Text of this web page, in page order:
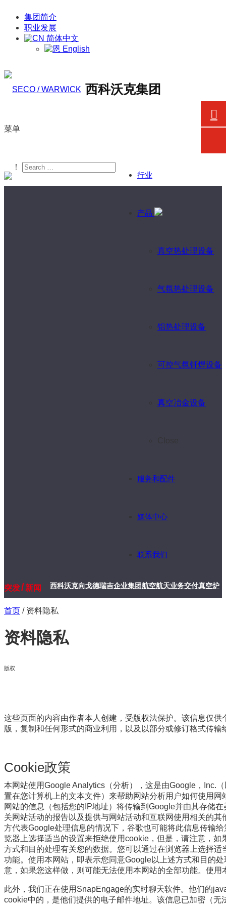
集团简介
职业发展
简体中文
English
西科沃克集团
菜单
行业
产品
真空热处理设备
气氛热处理设备
铝热处理设备
可控气氛钎焊设备
真空冶金设备
服务和配件
媒体中心
联系我们
！
突发/新闻西科沃克向戈德瑞吉企业集团航空航天业务交付真空炉
首页 / 资料隐私
资料隐私
版权
这些页面的内容由作者本人创建，受版权法保护。 该信息仅供
版，复制和任何形式的商业利用，以及以部分或修订格式传
Cookie政策
本网站使用Google Analytics（分析），这是由Google，Inc.
置在您计算机上的文本文件）来帮助网站分析用户如何使用网
网站的信息（包括您的IP地址）将传输到Google并由其存储
关网站活动的报告以及提供与网站活动和互联网使用相关的
方代表Google处理信息的情况下，谷歌也可能将此信息传输给
览器上选择适当的设置来拒绝使用cookie，但是，请注意，
方式和目的处理有关您的数据。 您可以通过在浏览器上选择适
功能。 使用本网站，即表示您同意Google以上述方式和目的
意，如果您这样做，则可能无法使用本网站的全部功能。 使用
此外，我们正在使用SnapEngage的实时聊天软件。 他们的
cookie中的，是他们提供的电子邮件地址。 该信息已加密（无